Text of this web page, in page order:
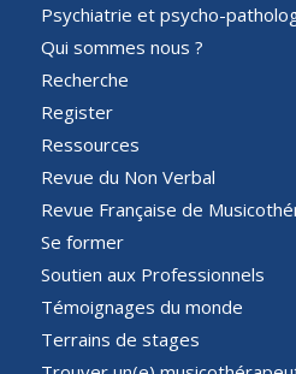
Psychiatrie et psycho-
Qui sommes nous ?
Recherche
Register
Ressources
Revue du Non Verbal
Revue Française de
Se former
Soutien aux Professionnels
Témoignages du monde
Terrains de stages